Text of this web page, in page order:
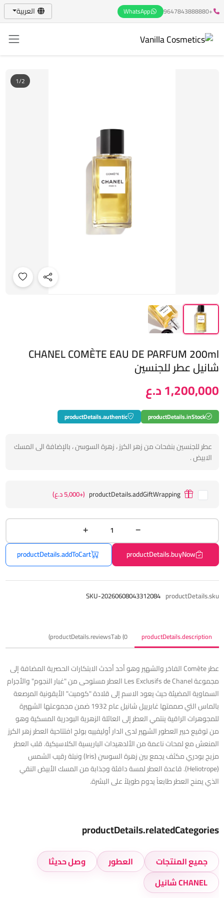
+9647843888880
WhatsApp العربية
1/2
CHANEL COMÈTE EAU DE PARFUM 200ml
شانيل عطر للجنسين
1,200,000 د.ع
productDetails.inStock
productDetails.authentic
عطر للجنسين بنفحات من زهر الكرز ، زهرة السوسن ، بالإضافة الى المسك
الابيض .
productDetails.addGiftWrapping (+5,000 د.ع)
productDetails.buyNow
productDetails.addToCart
productDetails.sku
SKU-20260608043312084
productDetails.description
productDetails.reviewsTab (0)
عطر Comète الفاخر والشهير وهو أحد أحدث الابتكارات الحصرية المضافة إلى
مجموعة Les Exclusifs de Chanel العطر مستوحى من "غبار النجوم" والأجرام
السماوية المضيئة حيث يعود الاسم إلى قلادة "كوميت" الأيقونية المرصعة
بالماس التي صممتها غابرييل شانيل عام 1932 ضمن مجموعتها الشهيرة
للمجوهرات الراقية ينتمي العطر إلى العائلة الزهرية البودرية المسكية وهو
من توقيع خبير العطور الشهير لدى الدار أوليفييه بولج افتتاحية العطر زهر الكرز
المنعش مع لمحات ناعمة من الألدهيدات الباريسية الكلاسيكية. قلب العطر
مزيج بودري مكثف يجمع بين زهرة السوسن (Iris) ونبتة رقيب الشمس
(Heliotrope). قاعدة العطر لمسة دافئة وجذابة من المسك الأبيض النقي
الذي يمنح العطر طابعاً يدوم طويلاً على البشرة.
productDetails.relatedCategories
جميع المنتجات العطور
وصل حديثا
CHANEL شانيل